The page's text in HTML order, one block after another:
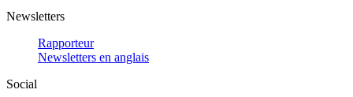
Newsletters
Rapporteur
Newsletters en anglais
Social